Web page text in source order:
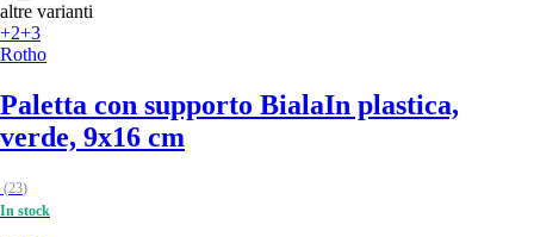
altre varianti
+2+3
Rotho
Paletta con supporto BialaIn plastica,
verde, 9x16 cm
(23)
In stock